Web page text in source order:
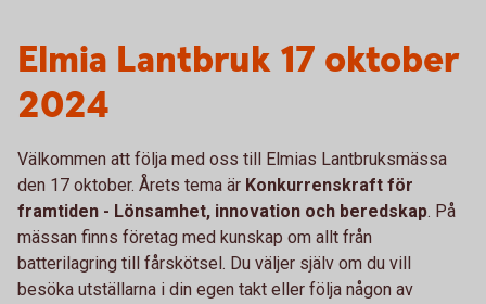
Elmia Lantbruk 17 oktober
2024
Välkommen att följa med oss till Elmias Lantbruksmässa
den 17 oktober. Årets tema är Konkurrenskraft för
framtiden - Lönsamhet, innovation och beredskap. På
mässan finns företag med kunskap om allt från
batterilagring till fårskötsel. Du väljer själv om du vill
besöka utställarna i din egen takt eller följa någon av